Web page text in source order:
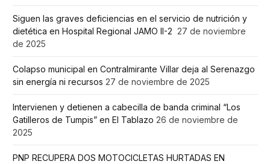
Siguen las graves deficiencias en el servicio de nutrición y
dietética en Hospital Regional JAMO II-2 27 de noviembre
de 2025
Colapso municipal en Contralmirante Villar deja al Serenazgo
sin energía ni recursos 27 de noviembre de 2025
Intervienen y detienen a cabecilla de banda criminal “Los
Gatilleros de Tumpis” en El Tablazo 26 de noviembre de
2025
PNP RECUPERA DOS MOTOCICLETAS HURTADAS EN